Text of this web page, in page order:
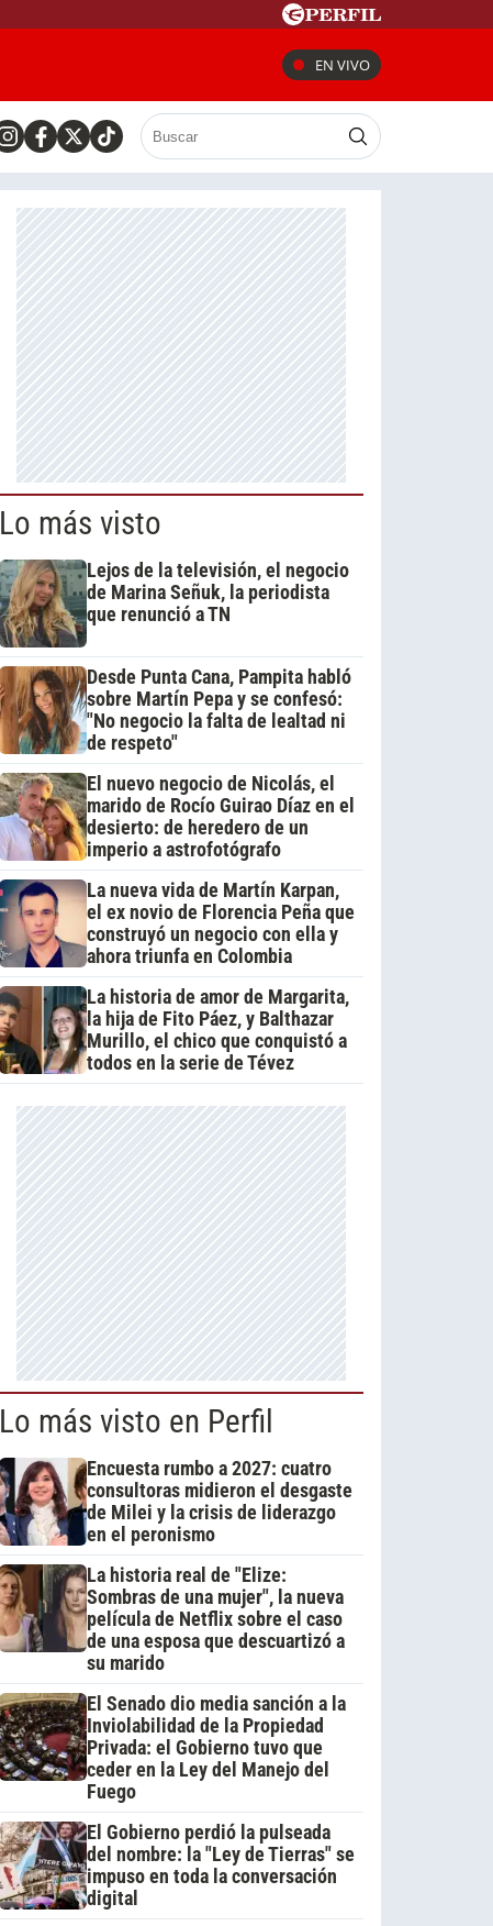
EN VIVO
Lo más visto
Lejos de la televisión, el negocio
de Marina Señuk, la periodista
que renunció a TN
Desde Punta Cana, Pampita habló
sobre Martín Pepa y se confesó:
"No negocio la falta de lealtad ni
de respeto"
El nuevo negocio de Nicolás, el
marido de Rocío Guirao Díaz en el
desierto: de heredero de un
imperio a astrofotógrafo
La nueva vida de Martín Karpan,
el ex novio de Florencia Peña que
construyó un negocio con ella y
ahora triunfa en Colombia
La historia de amor de Margarita,
la hija de Fito Páez, y Balthazar
Murillo, el chico que conquistó a
todos en la serie de Tévez
Lo más visto en Perfil
Encuesta rumbo a 2027: cuatro
consultoras midieron el desgaste
de Milei y la crisis de liderazgo
en el peronismo
La historia real de "Elize:
Sombras de una mujer", la nueva
película de Netflix sobre el caso
de una esposa que descuartizó a
su marido
El Senado dio media sanción a la
Inviolabilidad de la Propiedad
Privada: el Gobierno tuvo que
ceder en la Ley del Manejo del
Fuego
El Gobierno perdió la pulseada
del nombre: la "Ley de Tierras" se
impuso en toda la conversación
digital